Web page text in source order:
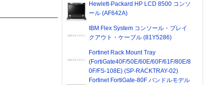
Hewlett-Packard HP LCD 8500 コンソ
ール (AF642A)
IBM Flex System コンソール・ブレイ
クアウト・ケーブル (81Y5286)
Fortinet Rack Mount Tray
(FortiGate40F/50E/60E/60F/61F/80E/8
0F/FS-108E) (SP-RACKTRAY-02)
Fortinet FortiGate-80F バンドルモデル